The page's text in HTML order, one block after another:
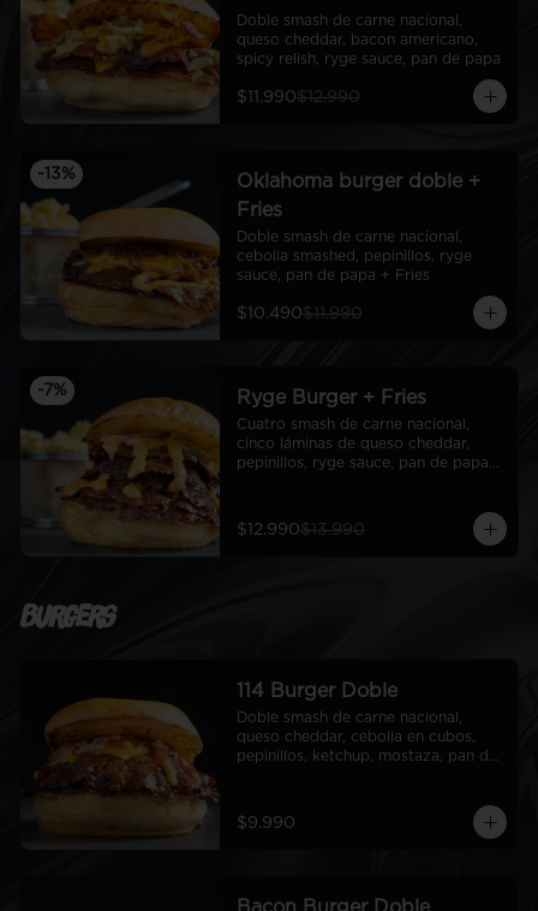
Doble smash de carne nacional,
queso cheddar, bacon americano,
spicy relish, ryge sauce, pan de papa
$11.990$12.990
-13%
Oklahoma burger doble +
Fries
Doble smash de carne nacional,
cebolla smashed, pepinillos, ryge
sauce, pan de papa + Fries
$10.490$11.990
-7% Ryge Burger + Fries
Cuatro smash de carne nacional,
cinco láminas de queso cheddar,
pepinillos, ryge sauce, pan de papa +
$12.990$13.990
Burgers
114 Burger Doble
Doble smash de carne nacional,
queso cheddar, cebolla en cubos,
pepinillos, ketchup, mostaza, pan de
$9.990